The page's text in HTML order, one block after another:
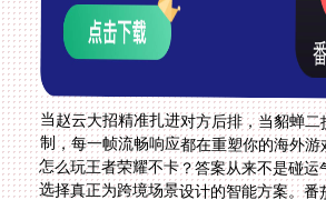
当赵云大招精准扎进对方后排，当貂蝉
制，每一帧流畅响应都在重塑你的海外
怎么玩王者荣耀不卡？答案从来不是碰
选择真正为跨境场景设计的智能方案。